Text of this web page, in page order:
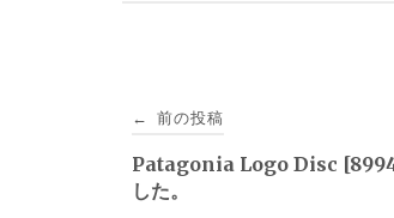
稿
ナ
← 前の投稿
Patagonia Logo Disc
した。